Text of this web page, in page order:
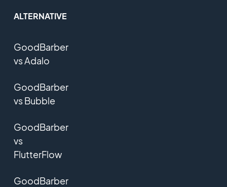
ALTERNATIVE
GoodBarber
vs Adalo
GoodBarber
vs Bubble
GoodBarber
vs
FlutterFlow
GoodBarber